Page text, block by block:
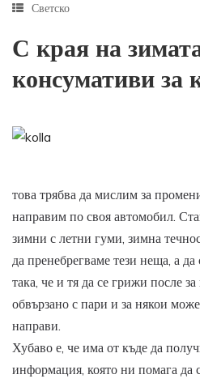
Светско
С края на
консумативи за
това трябва да мислим за
направим по своя автомобил.
зимни с летни гуми, зимна
да пренебрегваме тези неща, а
така, че и тя да се грижи после
обвързано с пари и за някои
направи.
Хубаво е, че има от къде да
информация, която ни помага да